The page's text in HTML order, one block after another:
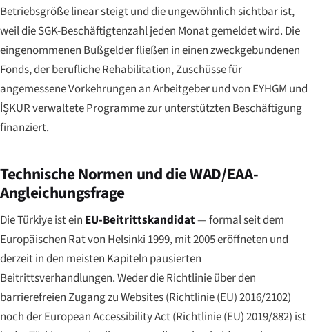
Betriebsgröße linear steigt und die ungewöhnlich sichtbar ist,
weil die SGK-Beschäftigtenzahl jeden Monat gemeldet wird. Die
eingenommenen Bußgelder fließen in einen zweckgebundenen
Fonds, der berufliche Rehabilitation, Zuschüsse für
angemessene Vorkehrungen an Arbeitgeber und von EYHGM und
İŞKUR verwaltete Programme zur unterstützten Beschäftigung
finanziert.
Technische Normen und die WAD/EAA-
Angleichungsfrage
Die Türkiye ist ein EU-Beitrittskandidat— formal seit dem
Europäischen Rat von Helsinki 1999, mit 2005 eröffneten und
derzeit in den meisten Kapiteln pausierten
Beitrittsverhandlungen. Weder die Richtlinie über den
barrierefreien Zugang zu Websites (Richtlinie (EU) 2016/2102)
noch der European Accessibility Act (Richtlinie (EU) 2019/882) ist